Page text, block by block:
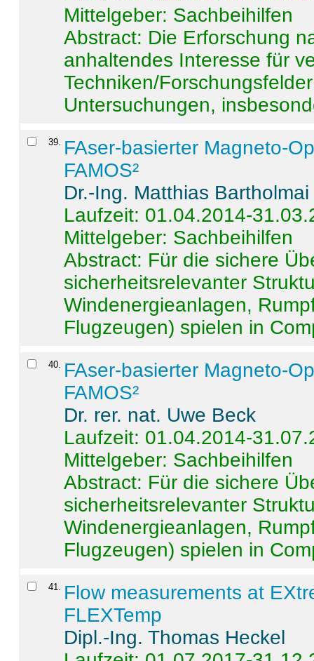
Mittelgeber: Sachbeihilfen
Abstract: Die Erforschung
anhaltendes Interesse für
Techniken/
Untersuchungen,
39. FAser-basierter Magneto-
FAMOS²
Dr.-Ing. Matthias Bartholmai
Laufzeit: 01.04.2014-
Mittelgeber: Sachbeihilfen
Abstract: Für die sichere
sicherheitsrelevanter
Windenergieanlagen,
Flugzeugen) spielen in
40. FAser-basierter Magneto-
FAMOS²
Dr. rer. nat. Uwe Beck
Laufzeit: 01.04.2014-
Mittelgeber: Sachbeihilfen
Abstract: Für die sichere
sicherheitsrelevanter
Windenergieanlagen,
Flugzeugen) spielen in
41. Flow measurements at
FLEXTemp
Dipl.-Ing. Thomas Heckel